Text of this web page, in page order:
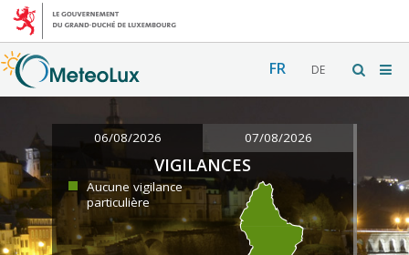
FR DE
06/08/2026 07/08/2026
VIGILANCES
Aucune vigilance
particulière